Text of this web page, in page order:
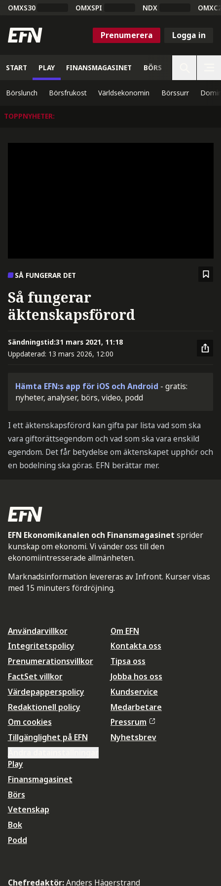
OMXS30 OMXSPI NDX
Prenumerera Logga in
START PLAY FINANSMAGASINET BÖRS
Börslunch Börsfrukost Världsekonomin Börssurr
TOPPNYHETER:
SÅ FUNGERAR DET
Så fungerar
äktenskapsförord
Sändningstid:31 mars 2021, 11:18
Uppdaterad: 13 mars 2026, 12:00
Hämta EFN:s app för iOS och Android - gratis:
nyheter, analyser, börs, video, podd
I ett äktenskapsförord kan gifta par lista vad som ska
vara giftorättsegendom och vad som ska vara enskild
egendom. Det får betydelse om äktenskapet upphör och
en bodelning ska göras. EFN berättar mer.
EFN Ekonomikanalen och Finansmagasinet sprider
kunskap om ekonomi. Vi vänder oss till den
ekonomiintresserade allmänheten.
Marknadsinformation levereras av Infront. Kurser visas
med 15 minuters fördröjning.
Användarvillkor
Integritetspolicy
Prenumerationsvillkor
FactSet villkor
Värdepapperspolicy
Redaktionell policy
Om cookies
Tillgänglighet på EFN
Om EFN
Kontakta oss
Tipsa oss
Jobba hos oss
Kundservice
Medarbetare
Pressrum
Nyhetsbrev
Play
Finansmagasinet
Börs
Vetenskap
Bok
Podd
Chefredaktör:Anders Hägerstrand